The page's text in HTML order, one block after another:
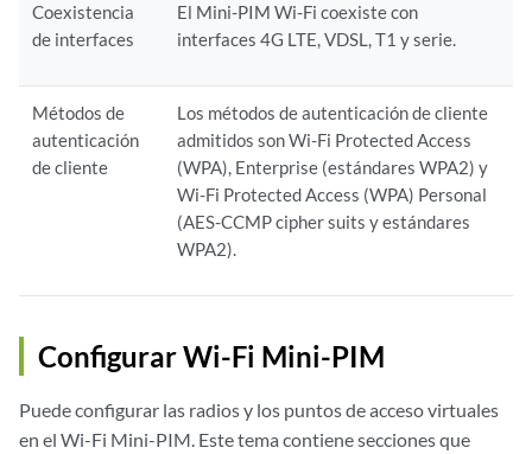
Coexistencia
de interfaces
El Mini-PIM Wi-Fi coexiste con
interfaces 4G LTE, VDSL, T1 y serie.
Métodos de
autenticación
de cliente
Los métodos de autenticación de cliente
admitidos son Wi-Fi Protected Access
(WPA), Enterprise (estándares WPA2) y
Wi-Fi Protected Access (WPA) Personal
(AES-CCMP cipher suits y estándares
WPA2).
Configurar Wi-Fi Mini-PIM
Puede configurar las radios y los puntos de acceso virtuales
en el Wi-Fi Mini-PIM. Este tema contiene secciones que